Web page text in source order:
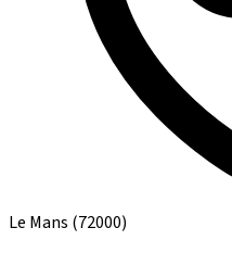
Le Mans (72000)